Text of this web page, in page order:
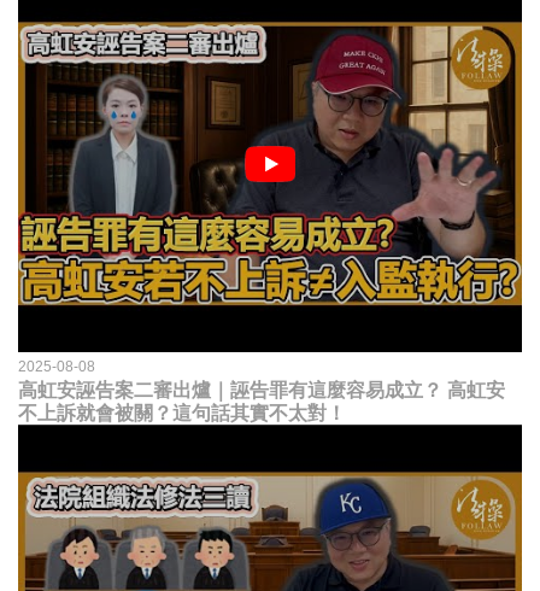
2025-08-08
高虹安誣告案二審出爐｜誣告罪有這麼容易成立？ 高虹安
不上訴就會被關？這句話其實不太對！